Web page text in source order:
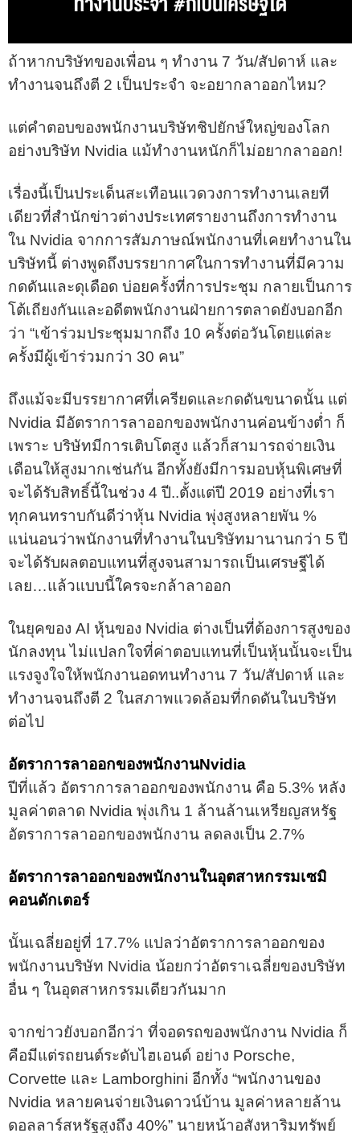
ถ้าหากบริษัทของเพื่อน ๆ ทำงาน 7 วัน/สัปดาห์ และ
ทำงานจนถึงตี 2 เป็นประจำ จะอยากลาออกไหม?
แต่คำตอบของพนักงานบริษัทชิปยักษ์ใหญ่ของโลก
อย่างบริษัท Nvidia แม้ทำงานหนักก็ไม่อยากลาออก!
เรื่องนี้เป็นประเด็นสะเทือนแวดวงการทำงานเลยที
เดียวที่สำนักข่าวต่างประเทศรายงานถึงการทำงาน
ใน Nvidia จากการสัมภาษณ์พนักงานที่เคยทำงานใน
บริษัทนี้ ต่างพูดถึงบรรยากาศในการทำงานที่มีความ
กดดันและดุเดือด บ่อยครั้งที่การประชุม กลายเป็นการ
โต้เถียงกันและอดีตพนักงานฝ่ายการตลาดยังบอกอีก
ว่า “เข้าร่วมประชุมมากถึง 10 ครั้งต่อวันโดยแต่ละ
ครั้งมีผู้เข้าร่วมกว่า 30 คน”
ถึงแม้จะมีบรรยากาศที่เครียดและกดดันขนาดนั้น แต่
Nvidia มีอัตราการลาออกของพนักงานค่อนข้างต่ำ ก็
เพราะ บริษัทมีการเติบโตสูง แล้วก็สามารถจ่ายเงิน
เดือนให้สูงมากเช่นกัน อีกทั้งยังมีการมอบหุ้นพิเศษที่
จะได้รับสิทธิ์นี้ในช่วง 4 ปี..ตั้งแต่ปี 2019 อย่างที่เรา
ทุกคนทราบกันดีว่าหุ้น Nvidia พุ่งสูงหลายพัน %
แน่นอนว่าพนักงานที่ทำงานในบริษัทมานานกว่า 5 ปี
จะได้รับผลตอบแทนที่สูงจนสามารถเป็นเศรษฐีได้
เลย…แล้วแบบนี้ใครจะกล้าลาออก
ในยุคของ AI หุ้นของ Nvidia ต่างเป็นที่ต้องการสูงของ
นักลงทุน ไม่แปลกใจที่ค่าตอบแทนที่เป็นหุ้นนั้นจะเป็น
แรงจูงใจให้พนักงานอดทนทำงาน 7 วัน/สัปดาห์ และ
ทำงานจนถึงตี 2 ในสภาพแวดล้อมที่กดดันในบริษัท
ต่อไป
อัตราการลาออกของพนักงานNvidia
ปีที่แล้ว อัตราการลาออกของพนักงาน คือ 5.3% หลัง
มูลค่าตลาด Nvidia พุ่งเกิน 1 ล้านล้านเหรียญสหรัฐ
อัตราการลาออกของพนักงาน ลดลงเป็น 2.7%
อัตราการลาออกของพนักงานในอุตสาหกรรมเซมิ
คอนดักเตอร์
นั้นเฉลี่ยอยู่ที่ 17.7% แปลว่าอัตราการลาออกของ
พนักงานบริษัท Nvidia น้อยกว่าอัตราเฉลี่ยของบริษัท
อื่น ๆ ในอุตสาหกรรมเดียวกันมาก
จากข่าวยังบอกอีกว่า ที่จอดรถของพนักงาน Nvidia ก็
คือมีแต่รถยนต์ระดับไฮเอนด์ อย่าง Porsche,
Corvette และ Lamborghini อีกทั้ง “พนักงานของ
Nvidia หลายคนจ่ายเงินดาวน์บ้าน มูลค่าหลายล้าน
ดอลลาร์สหรัฐสูงถึง 40%” นายหน้าอสังหาริมทรัพย์